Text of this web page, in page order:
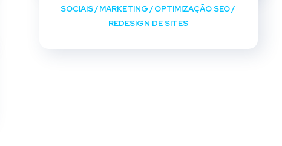
SOCIAIS/MARKETING/OPTIMIZAÇÃO SEO/
REDESIGN DE SITES